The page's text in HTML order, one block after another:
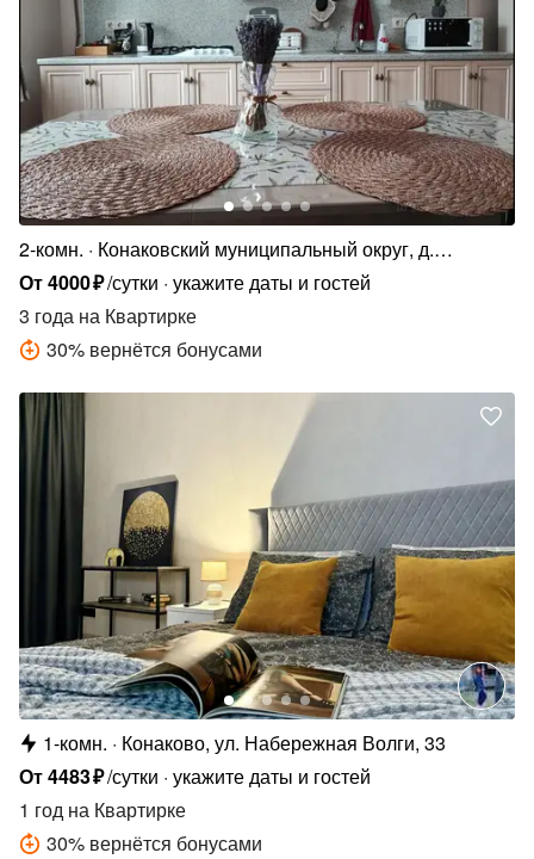
2-комн.
Конаковский муниципальный округ, д.
Мокшино, Рождественская ул. 12
От4000₽/сутки укажите даты и гостей
3 года на Квартирке
30% вернётся бонусами
1-комн.
Конаково, ул. Набережная Волги, 33
От4483₽/сутки укажите даты и гостей
1 год на Квартирке
30% вернётся бонусами